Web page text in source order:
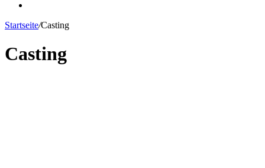
Startseite/Casting
Casting